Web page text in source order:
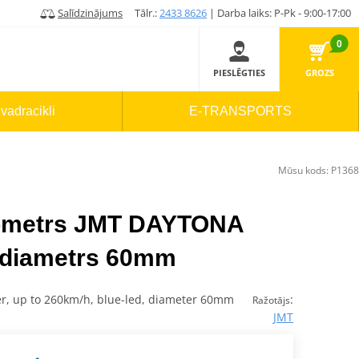
Salīdzinājums Tālr.:2433 8626 | Darba laiks: P-Pk - 9:00-17:00
PIESLĒGTIES
0
GROZS
E-TRANSPORTS
JMT DAYTONA
60mm
Ražotājs:
JMT
up to 260km/h, blue-led, diameter 60mm
Mūsu kods: P1368